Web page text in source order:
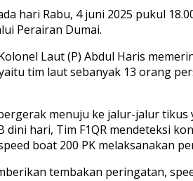
hari Rabu, 4 juni 2025 pukul
Perairan Dumai.
Laut (P) Abdul Haris
tim laut sebanyak 13 orang
menuju ke jalur-jalur
hari, Tim F1QR mendeteksi
boat 200 PK melaksanakan
tembakan peringatan,